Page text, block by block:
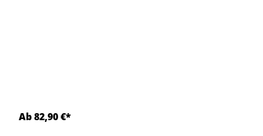
Ab 82,90 €*